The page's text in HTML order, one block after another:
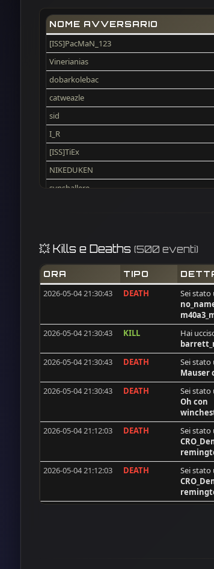
NOME AVVERSARIO
[ISS]PacMaN_123
Vinerianias
dobarkolebac
catweazle
sid
I_R
[ISS]TiEx
NIKEDUKEN
synshallere
voxx
Mars67reg
ALEKS
PACO
TwistedClown
[ISS]DOMI
Brecha
max
BAM
ivanvela92
💥 Kills e Deaths (500 eventi)
ORA TIPO
2026-05-04 21:30:43 DEATH
Sei stato
2026-05-04 21:30:43
KILL Hai
2026-05-04 21:30:43
DEATH
Sei stato
Mauser
2026-05-04 21:30:43
DEATH Sei stato
Oh con
2026-05-04 21:12:03
DEATH
Sei stato
2026-05-04 21:12:03
DEATH
Sei stato